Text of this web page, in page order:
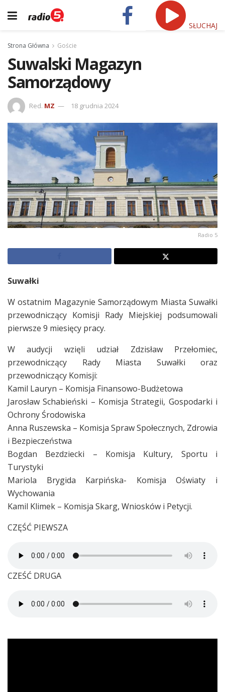
SŁUCHAJ
Strona Główna Goście
Suwalski Magazyn
Samorządowy
Red. MZ 18 grudnia 2024
Radio 5
Suwałki
W ostatnim Magazynie Samorządowym Miasta Suwałki
przewodniczący Komisji Rady Miejskiej podsumowali
pierwsze 9 miesięcy pracy.
W audycji wzięli udział Zdzisław Przełomiec,
przewodniczący Rady Miasta Suwałki oraz
przewodniczący Komisji:
Kamil Lauryn – Komisja Finansowo-Budżetowa
Jarosław Schabieński – Komisja Strategii, Gospodarki i
Ochrony Środowiska
Anna Ruszewska – Komisja Spraw Społecznych, Zdrowia
i Bezpieczeństwa
Bogdan Bezdziecki – Komisja Kultury, Sportu i
Turystyki
Mariola Brygida Karpińska- Komisja Oświaty i
Wychowania
Kamil Klimek – Komisja Skarg, Wniosków i Petycji.
CZĘŚĆ PIEWSZA
CZEŚĆ DRUGA